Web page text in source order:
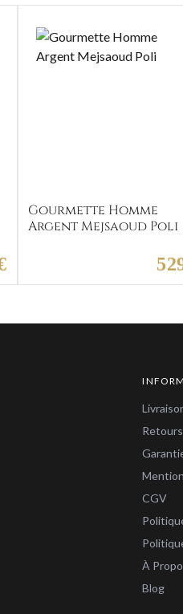
Gourmette Homme
Argent Mejsaoud Poli
Retours
CGV
À
Blog